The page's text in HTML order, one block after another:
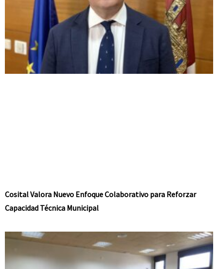
Cosital Valora Nuevo Enfoque Colaborativo para Reforzar
Capacidad Técnica Municipal